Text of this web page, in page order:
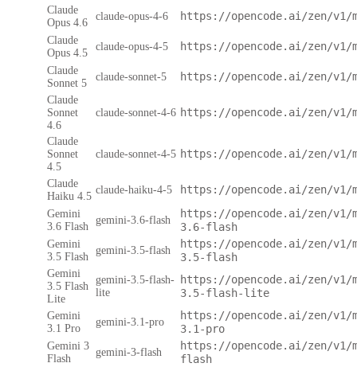
Claude
Opus 4.6
claude-opus-4-6 https://opencode.ai/zen/v1/
Claude
Opus 4.5
claude-opus-4-5 https://opencode.ai/zen/v1/
Claude
Sonnet 5
claude-sonnet-5 https://opencode.ai/zen/v1/
Claude
Sonnet
4.6
claude-sonnet-4-6 https://opencode.ai/zen/v1/
Claude
Sonnet
4.5
claude-sonnet-4-5 https://opencode.ai/zen/v1/
Claude
Haiku 4.5
claude-haiku-4-5 https://opencode.ai/zen/v1/
Gemini
3.6 Flash
gemini-3.6-flash
https://opencode.ai/zen/v1/
3.6-flash
Gemini
3.5 Flash
gemini-3.5-flash
https://opencode.ai/zen/v1/
3.5-flash
Gemini
3.5 Flash
Lite
gemini-3.5-flash-
lite
https://opencode.ai/zen/v1/
3.5-flash-lite
Gemini
3.1 Pro
gemini-3.1-pro
https://opencode.ai/zen/v1/
3.1-pro
Gemini 3
Flash
gemini-3-flash
https://opencode.ai/zen/v1/
flash